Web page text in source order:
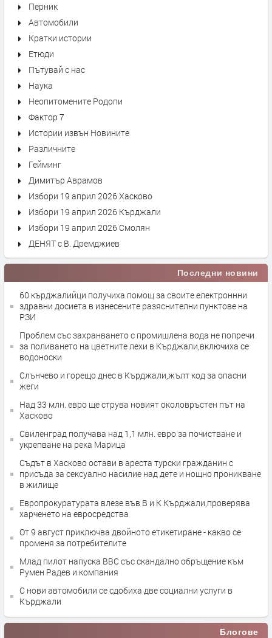
Перник
Автомобили
Кратки истории
Етюди
Пътувай с нас
Наука
Неопитомените Родопи
Фактор 7
Истории извън Новините
Различните
Гейминг
Димитър Аврамов
Избори 19 април 2026 Хасково
Избори 19 април 2026 Кърджали
Избори 19 април 2026 Смолян
ДЕНЯТ с В. Дремджиев
Последни новини
60 кърджалийци получиха помощ за своите електроннни
здравни досиета в изнесените разяснителни пунктове на
РЗИ
Проблем със захранването с промишлена вода не попречи
за поливането на цветните лехи в Кърджали,включиха се
водоноски
Слънчево и горещо днес в Кърджали,жълт код за опасни
жеги
Над 33 млн. евро ще струва новият околовръстен път на
Хасково
Свиленград получава над 1,1 млн. евро за почистване и
укрепване на река Марица
Съдът в Хасково остави в ареста турски гражданин с
присъда за сексуално насилие над дете и нощно проникване
в жилище
Европрокуратурата влезе във В и К Кърджали,проверява
харченето на евросредства
От 9 август приключва двойното етикетиране - какво се
променя за потребителите
Млад пилот напуска ВВС със скандално обръщение към
Румен Радев и компания
С нови автомобили се сдобиха две социални услуги в
Кърджали
Блогове